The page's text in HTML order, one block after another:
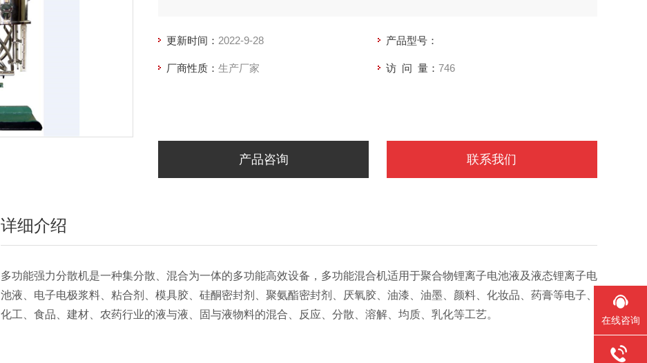
更新时间： 2022-9-28 产品型号：
厂商性质： 生产厂家 访 问 量： 746
产品咨询 联系我们
详细介绍
多功能强力分散机是一种集分散、混合为一体的多功能高效设备，多功能混合机适用于聚合物锂离子电池液及液态锂离子电
池液、电子电极浆料、粘合剂、模具胶、硅酮密封剂、聚氨酯密封剂、厌氧胶、油漆、油墨、颜料、化妆品、药膏等电子、
化工、食品、建材、农药行业的液与液、固与液物料的混合、反应、分散、溶解、均质、乳化等工艺。
在线咨询